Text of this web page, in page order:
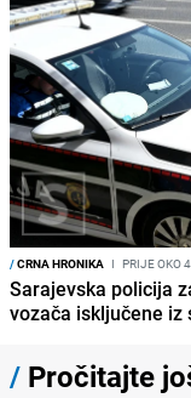
/CRNA HRONIKA I PRIJE OKO
Sarajevska policija
vozača isključene iz
/ Pročitajte